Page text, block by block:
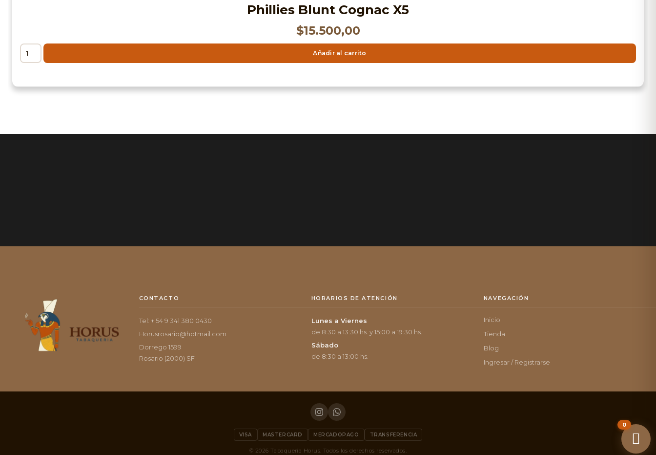
Phillies Blunt Cognac X5
$15.500,00
Añadir al carrito
CONTACTO
Tel: + 54 9 341 380 0430
Horusrosario@hotmail.com
Dorrego 1599
Rosario (2000) SF
HORARIOS DE ATENCIÓN
Lunes a Viernes
de 8:30 a 13:30 hs. y 15:00 a 19:30 hs.
Sábado
de 8:30 a 13:00 hs.
NAVEGACIÓN
Inicio
Tienda
Blog
Ingresar / Registrarse
VISA MASTERCARD MERCADOPAGO TRANSFERENCIA
© 2026 Tabaquería Horus. Todos los derechos reservados.
0